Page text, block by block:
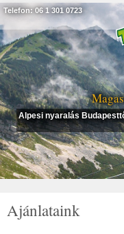
Alpesi nyaralás
Telefon: 06 1 301 0723
Ajánlataink